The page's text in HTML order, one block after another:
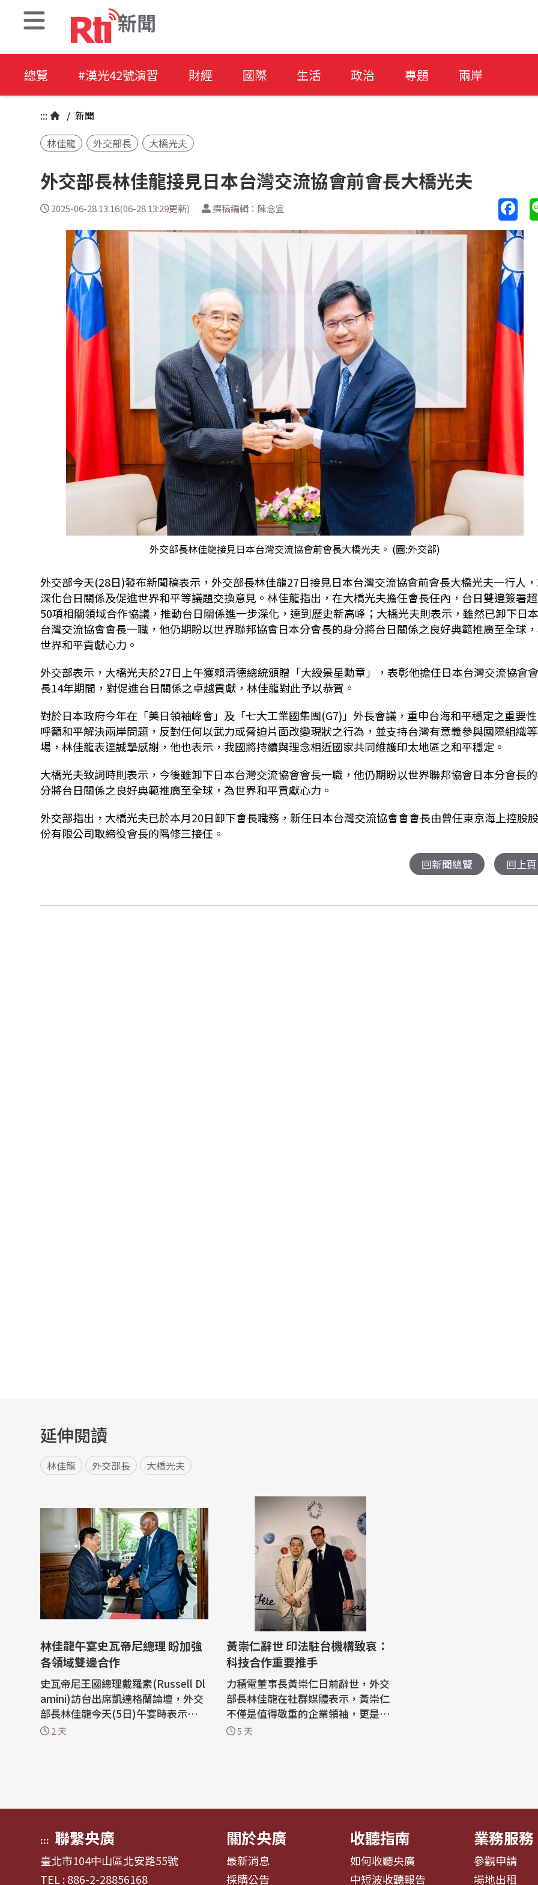
新聞
總覽 #漢光42號演習 財經 國際 生活 政治 專題 兩岸
::: / 新聞
林佳龍
外交部長 大橋光夫
外交部長林佳龍接見日本台灣交流協會前會長大橋光夫
2025-06-28 13:16(06-28 13:29更新) 撰稿編輯：陳念宜
外交部長林佳龍接見日本台灣交流協會前會長大橋光夫。 (圖:外交部)
外交部今天(28日)發布新聞稿表示，外交部長林佳龍27日接見日本台灣交流協會前會長大橋光夫一行人
深化台日關係及促進世界和平等議題交換意見。林佳龍指出，在大橋光夫擔任會長任內，台日雙邊簽署
50項相關領域合作協議，推動台日關係進一步深化，達到歷史新高峰；大橋光夫則表示，雖然已卸下日
台灣交流協會會長一職，他仍期盼以世界聯邦協會日本分會長的身分將台日關係之良好典範推廣至全球
世界和平貢獻心力。
外交部表示，大橋光夫於27日上午獲賴清德總統頒贈「大綬景星勳章」，表彰他擔任日本台灣交流協會
長14年期間，對促進台日關係之卓越貢獻，林佳龍對此予以恭賀。
對於日本政府今年在「美日領袖峰會」及「七大工業國集團(G7)」外長會議，重申台海和平穩定之重要
呼籲和平解決兩岸問題，反對任何以武力或脅迫片面改變現狀之行為，並支持台灣有意義參與國際組織
場，林佳龍表達誠摯感謝，他也表示，我國將持續與理念相近國家共同維護印太地區之和平穩定。
大橋光夫致詞時則表示，今後雖卸下日本台灣交流協會會長一職，他仍期盼以世界聯邦協會日本分會長
分將台日關係之良好典範推廣至全球，為世界和平貢獻心力。
外交部指出，大橋光夫已於本月20日卸下會長職務，新任日本台灣交流協會會會長由曾任東京海上控股
份有限公司取締役會長的隅修三接任。
回新聞總覽 回上頁
延伸閱讀
林佳龍 外交部長 大橋光夫
林佳龍午宴史瓦帝尼總理 盼加強
各領域雙邊合作
史瓦帝尼王國總理戴羅素(Russell Dl
amini)訪台出席凱達格蘭論壇，外交
部長林佳龍今天(5日)午宴時表示，台
灣自豪能成為史國最值得信賴的發展
2 天
黃崇仁辭世 印法駐台機構致哀：
科技合作重要推手
力積電董事長黃崇仁日前辭世，外交
部長林佳龍在社群媒體表示，黃崇仁
不僅是值得敬重的企業領袖，更是能
共商國家發展、國際局勢與願景的忘
5 天
::: 聯繫央廣
臺北市104中山區北安路55號
TEL : 886-2-28856168
關於央廣
最新消息
採購公告
收聽指南
如何收聽央廣
中短波收聽報告
業務服務
參觀申請
場地出租